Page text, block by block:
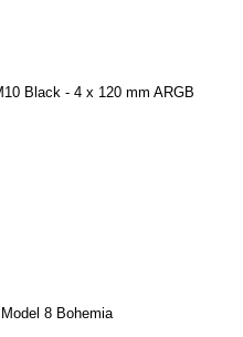
Black - 4 x 120 mm ARGB
8 Bohemia